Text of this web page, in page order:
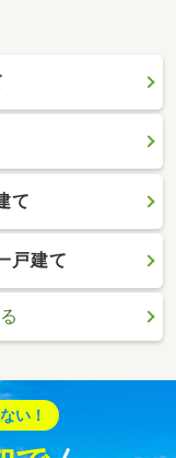
て
戸建て
い！